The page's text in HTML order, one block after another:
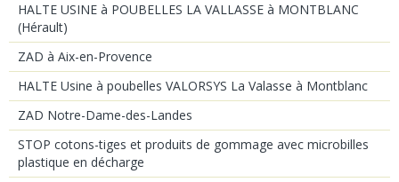
HALTE USINE à POUBELLES LA VALLASSE à MONTBLANC
(Hérault)
ZAD à Aix-en-Provence
HALTE Usine à poubelles VALORSYS La Valasse à Montblanc
ZAD Notre-Dame-des-Landes
STOP cotons-tiges et produits de gommage avec microbilles
plastique en décharge